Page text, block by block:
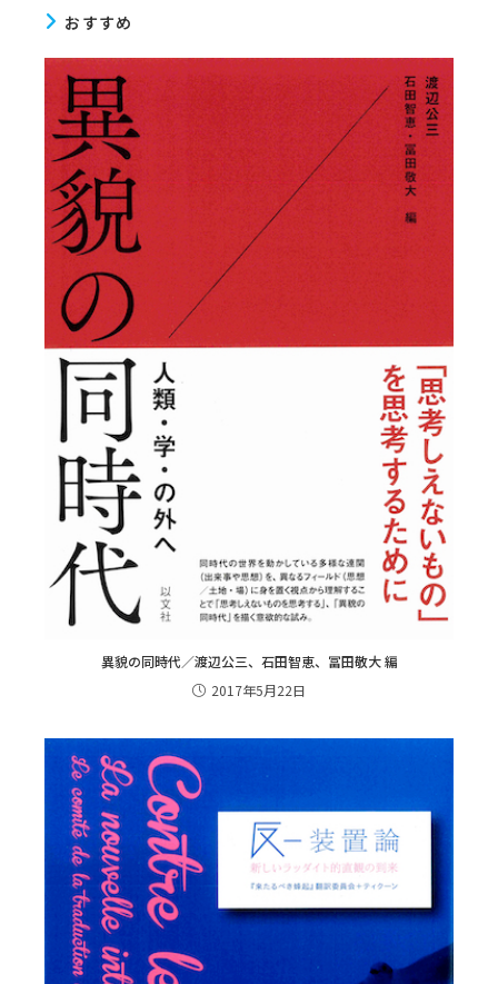
む
おすすめ
異貌の同時代／渡辺公三、石田智恵、冨田敬大 編
2017年5月22日